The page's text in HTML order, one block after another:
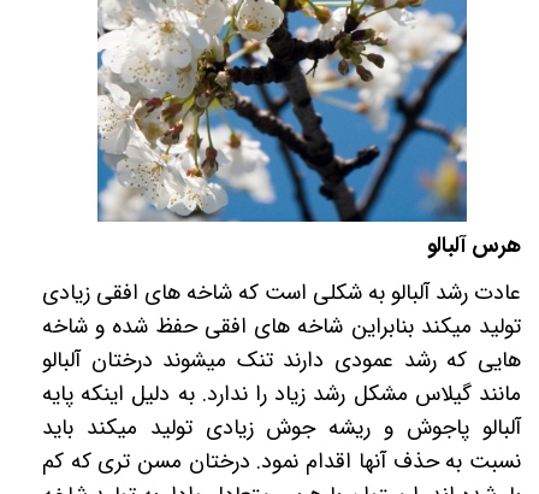
هرس آلبالو
عادت رشد آلبالو به شکلی است که شاخه های افقی زیادی
تولید میکند بنابراین شاخه های افقی حفظ شده و شاخه
هایی که رشد عمودی دارند تنک میشوند درختان آلبالو
مانند گیلاس مشکل رشد زیاد را ندارد. به دلیل اینکه پایه
آلبالو پاجوش و ریشه جوش زیادی تولید میکند باید
نسبت به حذف آنها اقدام نمود. درختان مسن تری که کم